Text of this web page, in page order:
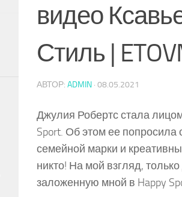
видео
Стиль |
АВТОР: ADMIN · 08.05.2021
Джулия Робертс стала
Sport. Об этом ее
семейной марки и
никто! На мой взгляд,
заложенную мной в Happy